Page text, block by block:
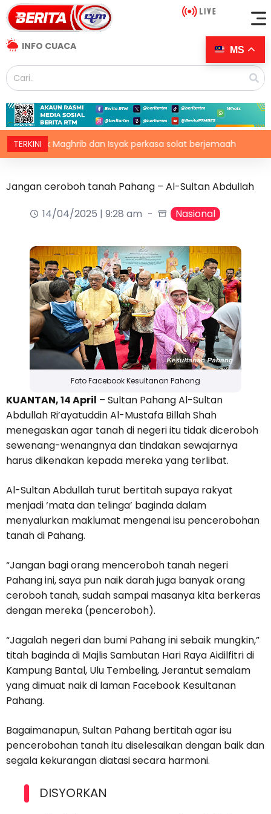
INFO CUACA
TERKINI
Maghrib dan Isyak perkasa solat berjemaah
Jangan ceroboh tanah Pahang – Al-Sultan Abdullah
14/04/2025 | 9:28 am
Nasional
Foto Facebook Kesultanan Pahang
KUANTAN, 14 April – Sultan Pahang Al-Sultan
Abdullah Ri’ayatuddin Al-Mustafa Billah Shah
menegaskan agar tanah di negeri itu tidak diceroboh
sewenang-wenangnya dan tindakan sewajarnya
harus dikenakan kepada mereka yang terlibat.
Al-Sultan Abdullah turut bertitah supaya rakyat
menjadi ‘mata dan telinga’ baginda dalam
menyalurkan maklumat mengenai isu pencerobohan
tanah di Pahang.
“Jangan bagi orang menceroboh tanah negeri
Pahang ini, saya pun naik darah juga banyak orang
ceroboh tanah, sudah sampai masanya kita berkeras
dengan mereka (penceroboh).
“Jagalah negeri dan bumi Pahang ini sebaik mungkin,”
titah baginda di Majlis Sambutan Hari Raya Aidilfitri di
Kampung Bantal, Ulu Tembeling, Jerantut semalam
yang dimuat naik di laman Facebook Kesultanan
Pahang.
Bagaimanapun, Sultan Pahang bertitah agar isu
pencerobohan tanah itu diselesaikan dengan baik dan
segala kekurangan diatasi secara harmoni.
DISYORKAN
MS